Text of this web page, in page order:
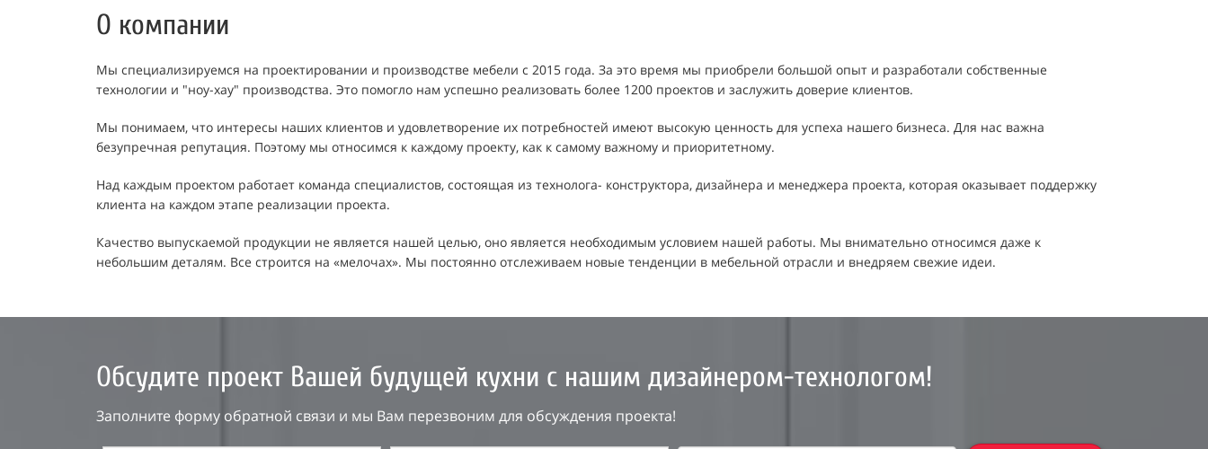
О компании
Мы специализируемся на проектировании и производстве мебели с 2015 года. За это время мы приобрели большой опыт и разработали собственные
технологии и "ноу-хау" производства. Это помогло нам успешно реализовать более 1200 проектов и заслужить доверие клиентов.
Мы понимаем, что интересы наших клиентов и удовлетворение их потребностей имеют высокую ценность для успеха нашего бизнеса. Для нас важна
безупречная репутация. Поэтому мы относимся к каждому проекту, как к самому важному и приоритетному.
Над каждым проектом работает команда специалистов, состоящая из технолога- конструктора, дизайнера и менеджера проекта, которая оказывает поддержку
клиента на каждом этапе реализации проекта.
Качество выпускаемой продукции не является нашей целью, оно является необходимым условием нашей работы. Мы внимательно относимся даже к
небольшим деталям. Все строится на «мелочах». Мы постоянно отслеживаем новые тенденции в мебельной отрасли и внедряем свежие идеи.
Обсудите проект Вашей будущей кухни с нашим дизайнером-технологом!
Заполните форму обратной связи и мы Вам перезвоним для обсуждения проекта!